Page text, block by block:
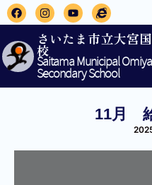
さいたま市立大宮
校
Saitama Municipal
Secondary School
11月